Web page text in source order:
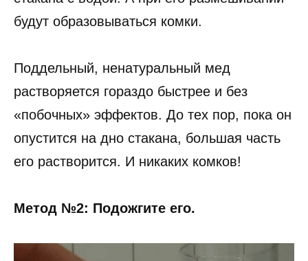
будут образовываться комки.
Поддельный, ненатуральный мед
растворяется гораздо быстрее и без
«побочных» эффектов. До тех пор, пока он
опустится на дно стакана, большая часть
его растворится. И никаких комков!
Метод №2: Подожгите его.